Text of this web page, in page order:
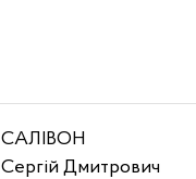
САЛІВОН
Сергій Дмитрович